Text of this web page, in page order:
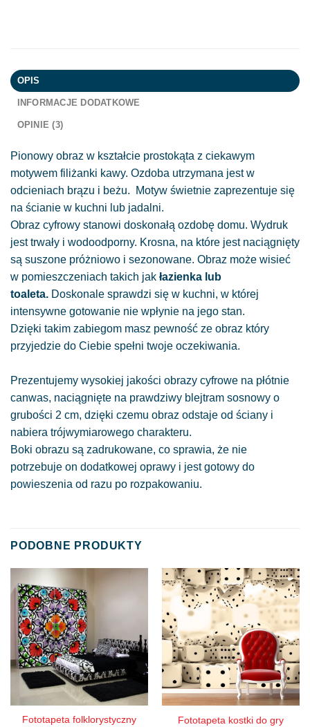
OPIS
INFORMACJE DODATKOWE
OPINIE (3)
Pionowy obraz w kształcie prostokąta z ciekawym
motywem filiżanki kawy. Ozdoba utrzymana jest w
odcieniach brązu i beżu. Motyw świetnie zaprezentuje się
na ścianie w kuchni lub jadalni.
Obraz cyfrowy stanowi doskonałą ozdobę domu. Wydruk
jest trwały i wodoodporny. Krosna, na które jest naciągnięty
są suszone próżniowo i sezonowane. Obraz może wisieć
w pomieszczeniach takich jak łazienka lub
toaleta. Doskonale sprawdzi się w kuchni, w której
intensywne gotowanie nie wpłynie na jego stan.
Dzięki takim zabiegom masz pewność ze obraz który
przyjedzie do Ciebie spełni twoje oczekiwania.
Prezentujemy wysokiej jakości obrazy cyfrowe na płótnie
canwas, naciągnięte na prawdziwy blejtram sosnowy o
grubości 2 cm, dzięki czemu obraz odstaje od ściany i
nabiera trójwymiarowego charakteru.
Boki obrazu są zadrukowane, co sprawia, że nie
potrzebuje on dodatkowej oprawy i jest gotowy do
powieszenia od razu po rozpakowaniu.
PODOBNE PRODUKTY
Fototapeta folklorystyczny
Fototapeta kostki do gry